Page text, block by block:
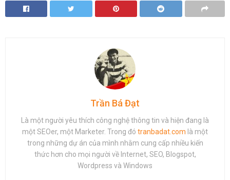
Trần Bá Đạt
Là một người yêu thích công nghệ thông tin và hiện đang là
một SEOer, một Marketer. Trong đó tranbadat.com là một
trong những dự án của mình nhằm cung cấp nhiều kiến
thức hơn cho mọi người về Internet, SEO, Blogspot,
Wordpress và Windows